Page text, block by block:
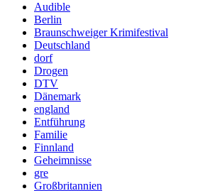
Audible
Berlin
Braunschweiger Krimifestival
Deutschland
dorf
Drogen
DTV
Dänemark
england
Entführung
Familie
Finnland
Geheimnisse
gre
Großbritannien